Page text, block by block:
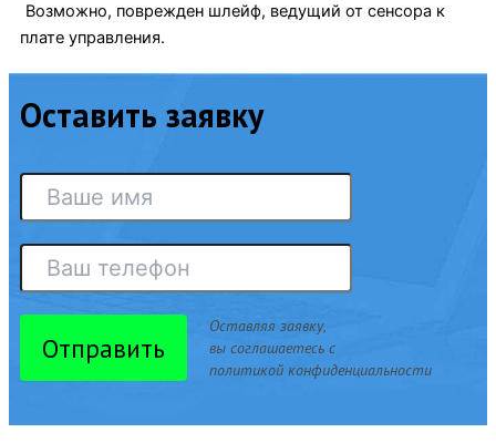
Возможно, поврежден шлейф, ведущий от сенсора к
плате управления.
Оставить заявку
Отправить
Оставляя заявку,
вы соглашаетесь с
политикой конфиденциальности